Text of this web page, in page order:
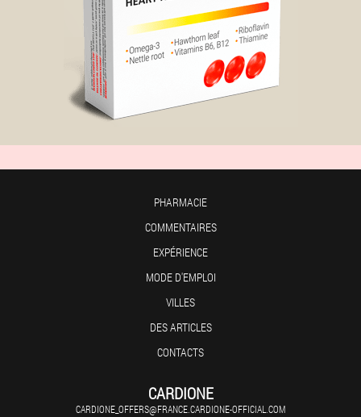
PHARMACIE
COMMENTAIRES
EXPÉRIENCE
MODE D'EMPLOI
VILLES
DES ARTICLES
CONTACTS
CARDIONE
CARDIONE_OFFERS@FRANCE.CARDIONE-OFFICIAL.COM